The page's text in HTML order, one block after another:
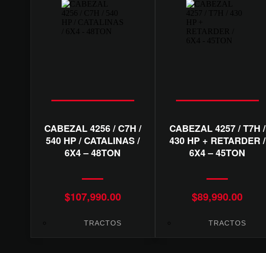
CABEZAL 4256 / C7H /
540 HP / CATALINAS /
6X4 – 48TON
$107,990.00
TRACTOS
CABEZAL 4257 / T7H /
430 HP + RETARDER /
6X4 – 45TON
$89,990.00
TRACTOS